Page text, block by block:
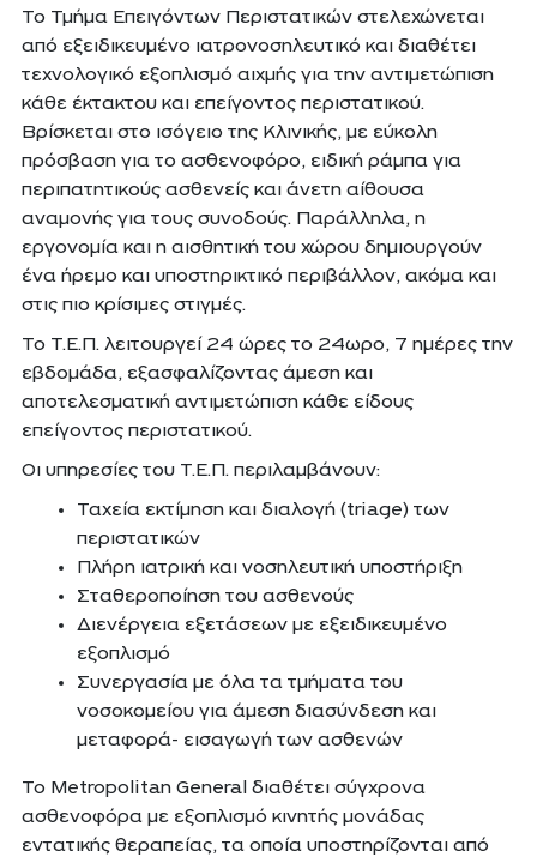
Το Τμήμα Επειγόντων Περιστατικών στελεχώνεται
από εξειδικευμένο ιατρονοσηλευτικό και διαθέτει
τεχνολογικό εξοπλισμό αιχμής για την αντιμετώπιση
κάθε έκτακτου και επείγοντος περιστατικού.
Βρίσκεται στο ισόγειο της Κλινικής, με εύκολη
πρόσβαση για το ασθενοφόρο, ειδική ράμπα για
περιπατητικούς ασθενείς και άνετη αίθουσα
αναμονής για τους συνοδούς. Παράλληλα, η
εργονομία και η αισθητική του χώρου δημιουργούν
ένα ήρεμο και υποστηρικτικό περιβάλλον, ακόμα και
στις πιο κρίσιμες στιγμές.
Το Τ.Ε.Π. λειτουργεί 24 ώρες το 24ωρο, 7 ημέρες την
εβδομάδα, εξασφαλίζοντας άμεση και
αποτελεσματική αντιμετώπιση κάθε είδους
επείγοντος περιστατικού.
Οι υπηρεσίες του Τ.Ε.Π. περιλαμβάνουν:
Ταχεία εκτίμηση και διαλογή (triage) των
περιστατικών
Πλήρη ιατρική και νοσηλευτική υποστήριξη
Σταθεροποίηση του ασθενούς
Διενέργεια εξετάσεων με εξειδικευμένο
εξοπλισμό
Συνεργασία με όλα τα τμήματα του
νοσοκομείου για άμεση διασύνδεση και
μεταφορά- εισαγωγή των ασθενών
Το Metropolitan General διαθέτει σύγχρονα
ασθενοφόρα με εξοπλισμό κινητής μονάδας
εντατικής θεραπείας, τα οποία υποστηρίζονται από